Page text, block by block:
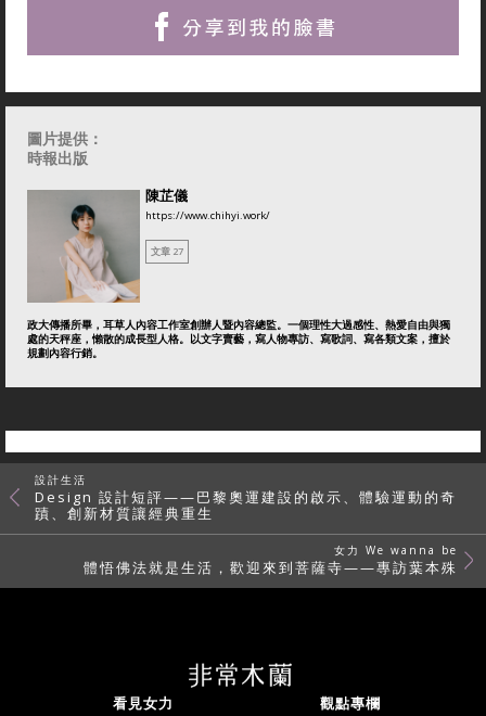
圖片提供：
時報出版
陳芷儀
https://www.chihyi.work/
文章 27
政大傳播所畢，耳草人內容工作室創辦人暨內容總監。一個理性大過感性、熱愛自由與獨
處的天秤座，懶散的成長型人格。以文字賣藝，寫人物專訪、寫歌詞、寫各類文案，擅於
規劃內容行銷。
設計生活
Design 設計短評——巴黎奧運建設的啟示、體驗運動的奇
蹟、創新材質讓經典重生
女力 We wanna be
體悟佛法就是生活，歡迎來到菩薩寺——專訪葉本殊
看見女力 觀點專欄